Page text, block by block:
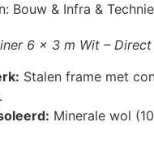
Bouw & Infra &
6 x 3 m Wit –
Stalen frame met
Minerale wol